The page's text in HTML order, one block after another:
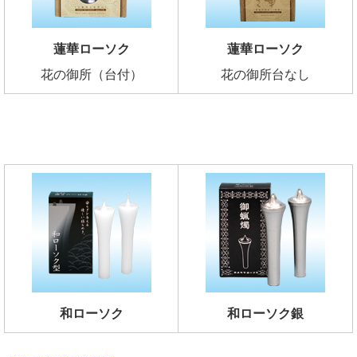
蓮華ローソク
花の御所（台付）
蓮華ローソク
花の御所台なし
和ローソク 和ローソク銀